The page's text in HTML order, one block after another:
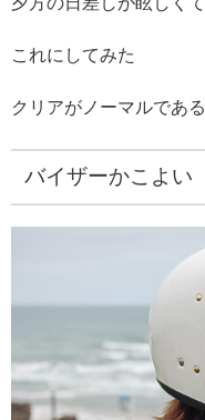
これにしてみた
クリアがノーマルであ
バイザーかこよい